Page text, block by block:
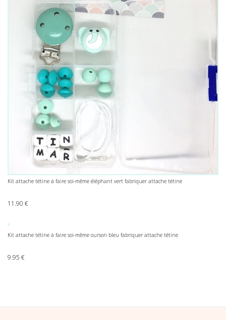
Kit attache tétine à faire soi-même éléphant vert fabriquer attache tétine
11.90 €
Kit attache tétine à faire soi-même ourson bleu fabriquer attache tétine
9.95 €